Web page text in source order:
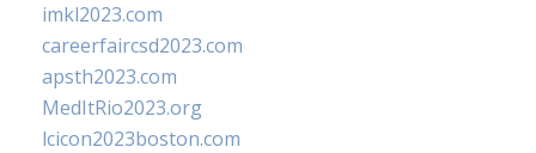
imkl2023.com
careerfaircsd2023.com
apsth2023.com
MedItRio2023.org
lcicon2023boston.com